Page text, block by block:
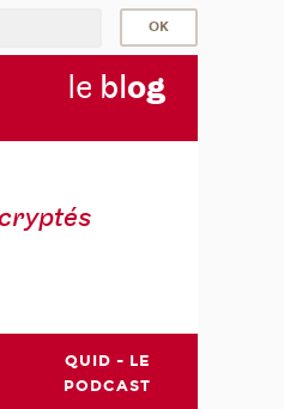
le blog
QUID - LE
PODCAST